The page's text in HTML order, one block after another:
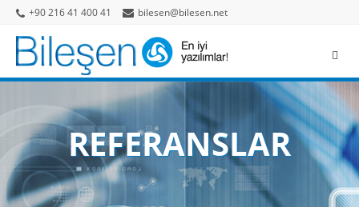
+90 216 41 400 41 bilesen@bilesen.net
REFERANSLAR